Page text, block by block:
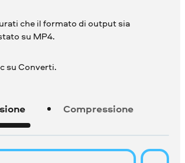
che il formato di output sia
su MP4.
su Converti.
Compressione